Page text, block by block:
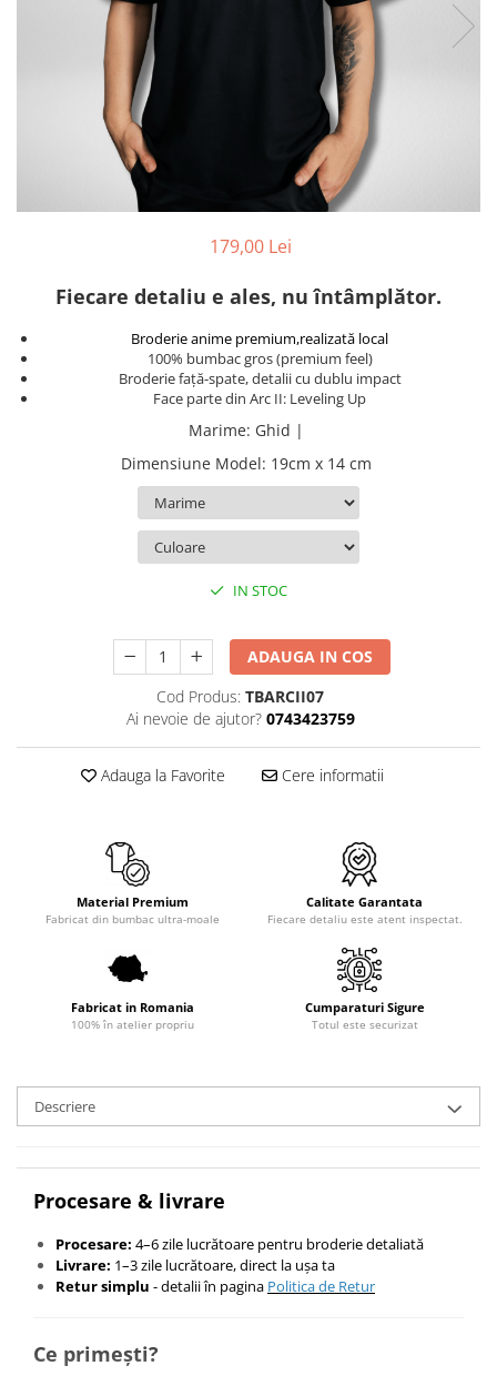
DemonSlayer
HunterXHunter
JoJo's Bizarre Adventure
MyHeroAcademia
OnePiece
OnePunchMan
Pokemon
Tokyo Revengers
Colectii Non-Anime
Rick and Morty
Match-uri de cuplu
Ready To Ship
179,00 Lei
Fiecare detaliu e ales, nu întâmplător.
Broderie anime premium,realizată local
100% bumbac gros (premium feel)
Broderie față-spate, detalii cu dublu impact
Face parte din Arc II: Leveling Up
Marime: Ghid |
Dimensiune Model: 19cm x 14 cm
IN STOC
ADAUGA IN COS
Cod Produs: TBARCII07
Ai nevoie de ajutor? 0743423759
Adauga la Favorite Cere informatii
Material Premium
Fabricat din bumbac ultra-moale
Calitate Garantata
Fiecare detaliu este atent inspectat.
Fabricat in Romania
100% în atelier propriu
Cumparaturi Sigure
Totul este securizat
Descriere
Procesare & livrare
Procesare: 4–6 zile lucrătoare pentru broderie detaliată
Livrare: 1–3 zile lucrătoare, direct la ușa ta
Retur simplu - detalii în pagina Politica de Retur
Ce primești?